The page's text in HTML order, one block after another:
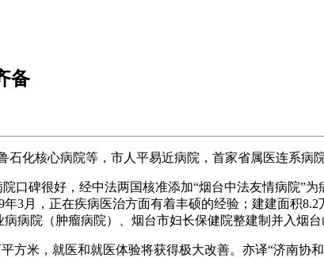
备
化核心病院等，市人平易近病院，首家省属医连系病
碑很好，经中法两国核准添加“烟台中法友情病院”
3月，正在疾病医治方面有着丰硕的经验；建建面积
病院（肿瘤病院）、烟台市妇长保健院整建制并入烟台
米，就医和就医体验将获得极大改善。亦译“济南协